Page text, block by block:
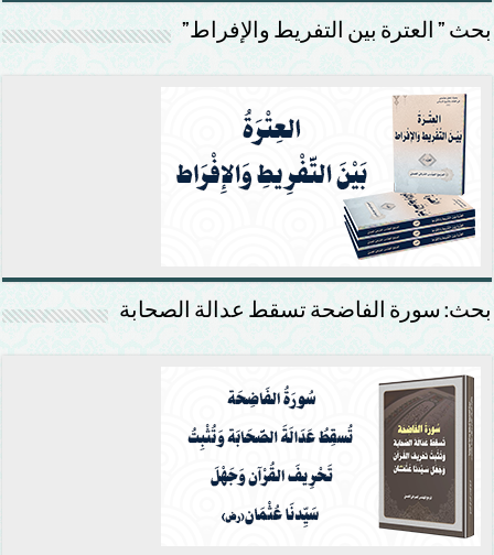
بحث ” العترة بين التفريط والإفراط”
بحث: سورة الفاضحة تسقط عدالة الصحابة